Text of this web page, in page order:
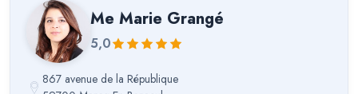
Me Marie Grangé
5,0
867 avenue de la République